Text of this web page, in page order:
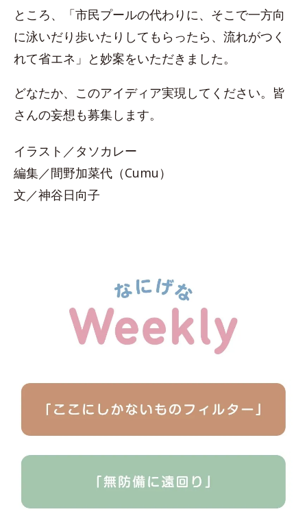
ところ、「市民プールの代わりに、そこで一方向
に泳いだり歩いたりしてもらったら、流れがつく
れて省エネ」と妙案をいただきました。
どなたか、このアイディア実現してください。皆
さんの妄想も募集します。
イラスト／タソカレー
編集／間野加菜代（Cumu）
文／神谷日向子